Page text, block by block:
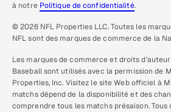
à notre Politique de confidentialité.
© 2026 NFL Properties LLC. Toutes les
NFL sont des marques de commerce de la
Les marques de commerce et droits
Baseball sont utilisés avec la permission de
Properties, Inc. Visitez le site Web officiel à
matchs dépend de la disponibilité et des
comprendre tous les matchs présaison. Tous